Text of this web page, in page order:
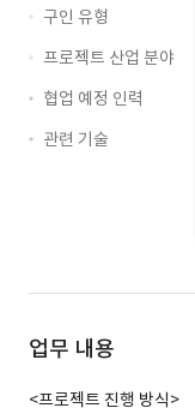
구인 유형
프로젝트 산업 분야
협업 예정 인력
관련 기술
업무 내용
<프로젝트 진행 방식>